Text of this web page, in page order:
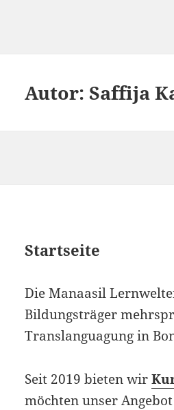
Autor:Saffija
Startseite
Die Manaasil
Bildungsträger
Translanguagung in
Seit 2019 bieten wir
möchten unser